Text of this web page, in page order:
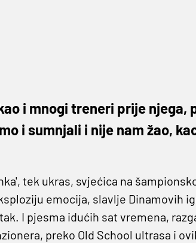
i mnogi treneri prije njega,
i sumnjali i nije nam žao,
tek ukras, svjećica na
emocija, slavlje Dinamovih
I pjesma idućih sat vremena,
preko Old School ultrasa i